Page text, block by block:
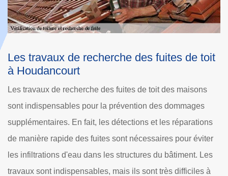
à
Entreprise vérification de toiture pour tout
Houdancourt et ses environs
Si votre toiture présente des risques de dommages ou de
dégâts, Dole Rénovation propose de réaliser une
vérification de votre toiture. Couvreur vérification de
à Houdancourt, notre entreprise présente des services
pour chercher la présence d’éventuelles fuites, des
dommages qui peuvent être sur votre toit. Au service de